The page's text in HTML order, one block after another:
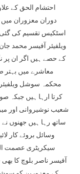
احتشام الحق کے
دوران معزوران میں
اسٹکیس تقسیم کی
ویلفیئر آفیسر محمد
کے حصے ہیں اگر ان پر
معاشرے میں بہتر
محکمہ سوشل
کرتا ارہا ہیں جبکہ
شعیب نوشیروانی اور
ساتھ رہا ہیں جھنوں
وسائل بروئے کار
سیکریٹری عصمت
آفیسر ناصر بلوچ کا